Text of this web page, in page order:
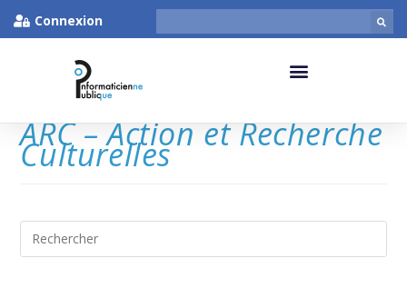
Connexion
ARC – Action et Recherche
Culturelles